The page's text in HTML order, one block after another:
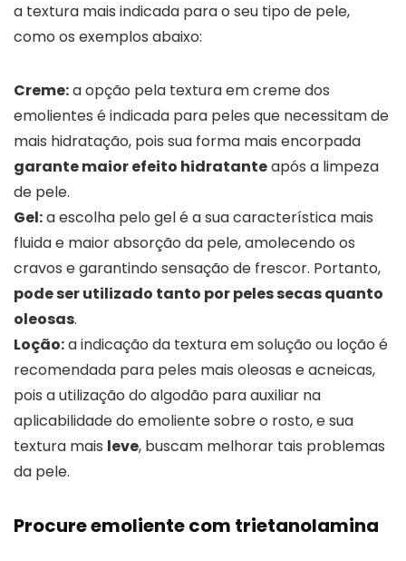
a textura mais indicada para o seu tipo de pele,
como os exemplos abaixo:
Creme:a opção pela textura em creme dos
emolientes é indicada para peles que necessitam de
mais hidratação, pois sua forma mais encorpada
garante maior efeito hidratanteapós a limpeza
de pele.
Gel:a escolha pelo gel é a sua característica mais
fluida e maior absorção da pele, amolecendo os
cravos e garantindo sensação de frescor. Portanto,
pode ser utilizado tanto por peles secas quanto
oleosas.
Loção:a indicação da textura em solução ou loção é
recomendada para peles mais oleosas e acneicas,
pois a utilização do algodão para auxiliar na
aplicabilidade do emoliente sobre o rosto, e sua
textura mais leve, buscam melhorar tais problemas
da pele.
Procure emoliente com trietanolamina